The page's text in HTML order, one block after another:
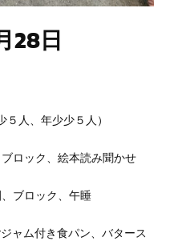
28日
人、年少少５人）
ロック、絵本読み聞かせ
ブロック、午睡
ャム付き食パン、バタース